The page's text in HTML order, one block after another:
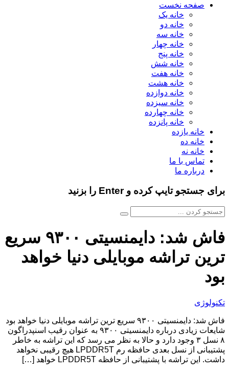
صفحه نخست
خانه یک
خانه دو
خانه سه
خانه چهار
خانه پنج
خانه شش
خانه هفت
خانه هشت
خانه دوازده
خانه سیزده
خانه چهارده
خانه پانزده
خانه یازده
خانه ده
خانه نه
تماس با ما
درباره ما
برای جستجو تایپ کرده و Enter را بزنید
فاش شد: دایمنسیتی ۹۳۰۰ سریع
ترین تراشه موبایلی دنیا خواهد
بود
تکنولوژی
فاش شد: دایمنسیتی ۹۳۰۰ سریع ترین تراشه موبایلی دنیا خواهد بود
شایعات زیادی درباره دایمنسیتی ۹۳۰۰ به عنوان رقیب اسنپدراگون
۸ نسل ۳ وجود دارد و حالا به نظر می رسد که این تراشه به خاطر
پشتیبانی از نسل بعدی حافظه رم LPDDR5T هیچ رقیبی نخواهد
داشت. این تراشه با پشتیبانی از حافظه LPDDR5T خواهد […]